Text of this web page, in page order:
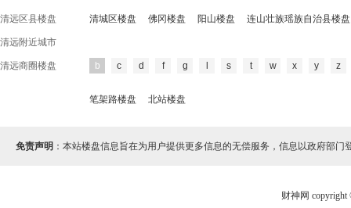
清远区县楼盘 清城区楼盘 佛冈楼盘 阳山楼盘 连山壮族瑶族自治县楼盘
清远附近城市
清远商圈楼盘 b c d f g s t w x y z
笔架路楼盘 北站楼盘
免责声明 ：本站楼盘信息旨在为用户提供更多信息的无偿服务，信息以政府部门
财神网